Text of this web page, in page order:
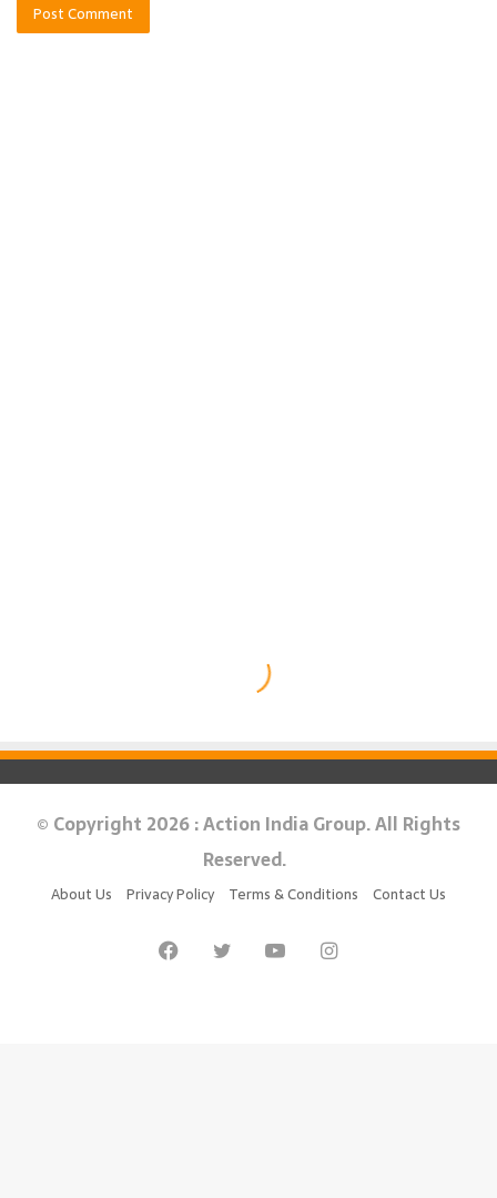
© Copyright 2026 : Action India Group. All Rights
Reserved.
About Us Privacy Policy Terms & Conditions Contact Us
FacebookTwitter YouTubeInstagram